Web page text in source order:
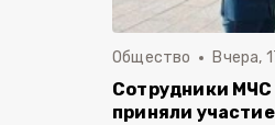
Общество Вчера,
Сотрудники МЧС
приняли